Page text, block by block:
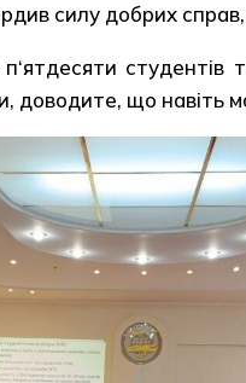
силу добрих
п‘ятдесяти
доводите, що навіть